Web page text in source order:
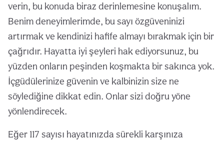
verin, bu konuda biraz derinlemesine konuşalım.
Benim deneyimlerimde, bu sayı özgüveninizi
artırmak ve kendinizi hafife almayı bırakmak için bir
çağrıdır. Hayatta iyi şeyleri hak ediyorsunuz, bu
yüzden onların peşinden koşmakta bir sakınca yok.
İçgüdülerinize güvenin ve kalbinizin size ne
söylediğine dikkat edin. Onlar sizi doğru yöne
yönlendirecek.
Eğer 117 sayısı hayatınızda sürekli karşınıza